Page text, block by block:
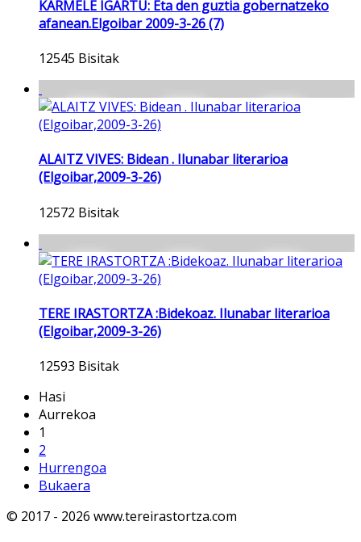
KARMELE IGARTU: Eta den guztia gobernatzeko
afanean.Elgoibar 2009-3-26 (7)
12545 Bisitak
ALAITZ VIVES: Bidean . Ilunabar literarioa
(Elgoibar,2009-3-26)
12572 Bisitak
TERE IRASTORTZA :Bidekoaz. Ilunabar literarioa
(Elgoibar,2009-3-26)
12593 Bisitak
Hasi
Aurrekoa
1
2
Hurrengoa
Bukaera
© 2017 - 2026 www.tereirastortza.com